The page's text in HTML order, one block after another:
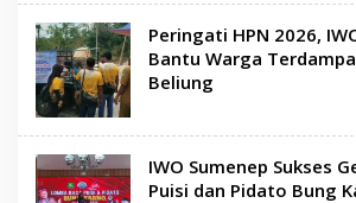
Peringati HPN 2026,
Bantu Warga
Beliung
IWO Sumenep Sukses
Puisi dan Pidato Bung